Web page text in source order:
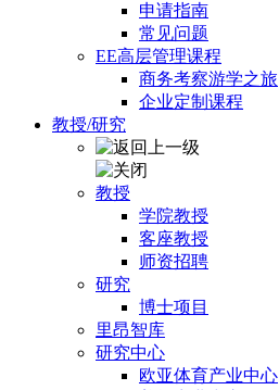
申请指南
常见问题
EE高层管理课程
商务考察游学之旅
企业定制课程
教授/研究
教授
学院教授
客座教授
师资招聘
研究
博士项目
里昂智库
研究中心
欧亚体育产业中心